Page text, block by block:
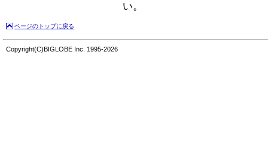
い。
ページのトップに戻る
Copyright(C)BIGLOBE Inc. 1995-2026